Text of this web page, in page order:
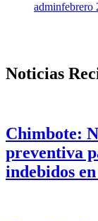
adminfebrero
Noticias
Chimbote:
preventiva
indebidos